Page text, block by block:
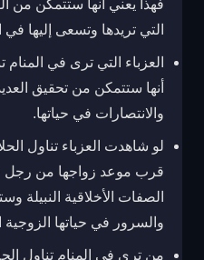
فهذا يعني أنها ستتمكن من
التي تريدها وتسعى إليها في
العزباء التي ترى في
أنها ستتمكن من تحقيق
والانتصارات في حياتها.
لو شاهدت العزباء تناول
قرب موعد زواجها من رجل
الصفات الأخلاقية النبيلة
والسرور في حياتها الزوجية
من ترى في المنام تناول